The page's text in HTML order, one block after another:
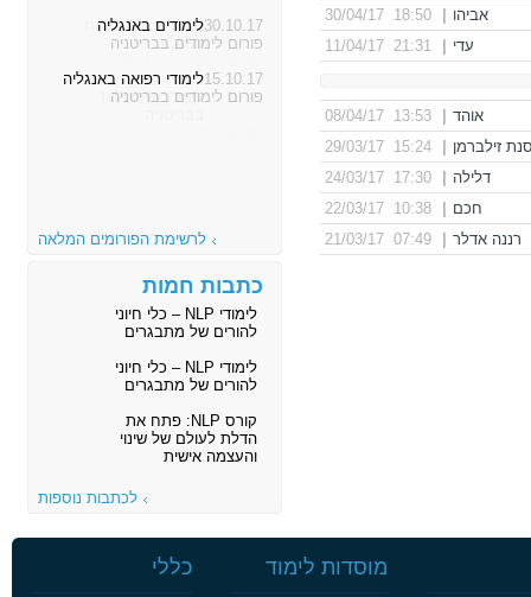
אביהו
18:50 30/04/17
עדי
21:31 11/04/17
אוהד
13:53 08/04/17
זילברמן
15:24 29/03/17
דלילה
17:30 24/03/17
חכם
10:38 22/03/17
רננה אדלר
07:49 21/03/17
30.10.17לימודים באנגליה
פורום לימודים בבריטניה
15.10.17לימודי רפואה באנגליה
פורום לימודים בבריטניה
לרשימת הפורומים המלאה
כתבות חמות
לימודי NLP – כלי חיוני
להורים של מתבגרים
לימודי NLP – כלי חיוני
להורים של מתבגרים
קורס NLP: פתח את
הדלת לעולם של שינוי
והעצמה אישית
לכתבות נוספות
מוסדות לימוד כללי